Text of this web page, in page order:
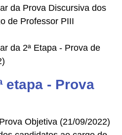
da Prova Discursiva dos
de Professor PIII
da 2ª Etapa - Prova de
etapa - Prova
Objetiva (21/09/2022)